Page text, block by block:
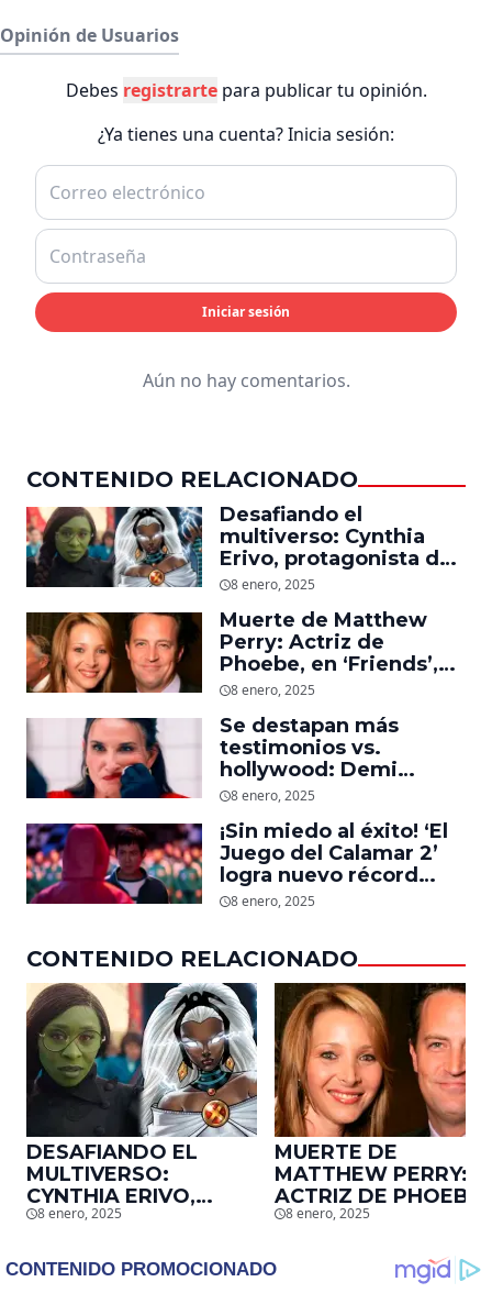
Opinión de Usuarios
Debes registrartepara publicar tu opinión.
¿Ya tienes una cuenta? Inicia sesión:
Iniciar sesión
Aún no hay comentarios.
CONTENIDO RELACIONADO
Desafiando el
multiverso: Cynthia
Erivo, protagonista de
‘Wicked’, quiere ser
8 enero, 2025
Muerte de Matthew
Perry: Actriz de
Phoebe, en ‘Friends’,
descubre un emotivo
dejó
8 enero, 2025
Se destapan más
testimonios vs.
hollywood: Demi
Moore, protagonista de
daño que le hizo la
industria a su cuerpo
8 enero, 2025
¡Sin miedo al éxito! ‘El
Juego del Calamar 2’
logra nuevo récord
mundial en tan solo 11
8 enero, 2025
CONTENIDO RELACIONADO
DESAFIANDO EL
MULTIVERSO:
CYNTHIA ERIVO,
PROTAGONISTA DE
SER STORM EN EL
8 enero, 2025
MUERTE DE
MATTHEW PERRY:
ACTRIZ DE PHOEBE,
EN ‘FRIENDS’,
EMOTIVO MENSAJE
QUE EL ACTOR LE
8 enero, 2025